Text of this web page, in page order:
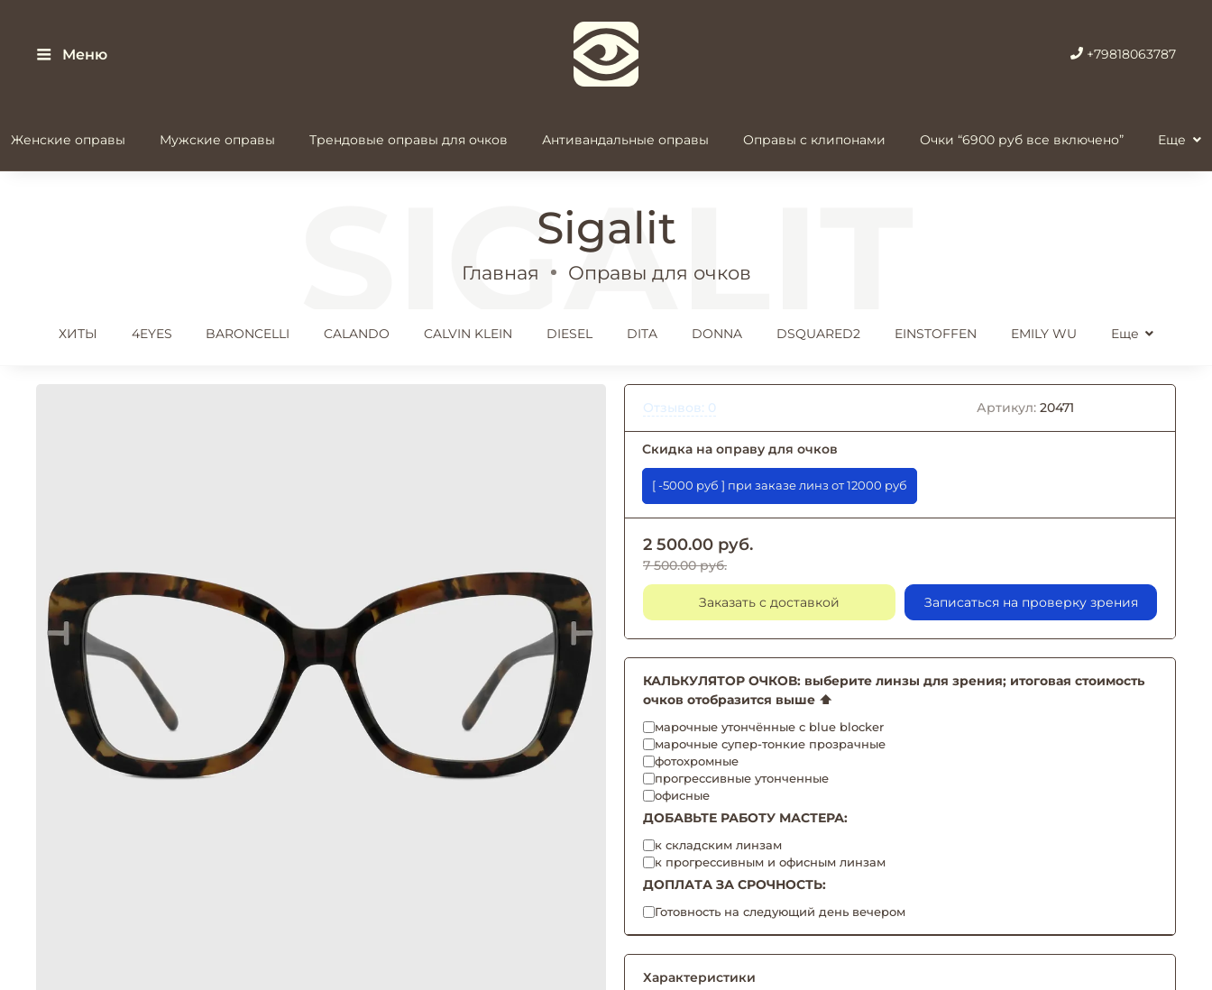
Меню +79818063787
Женские оправы Мужские оправы Трендовые оправы для очков Антивандальные оправы Оправы с клипонами Очки “6900 руб все включено” Еще
Sigalit
Главная Оправы для очков
ХИТЫ 4EYES BARONCELLI CALANDO CALVIN KLEIN DIESEL DITA DONNA DSQUARED2 EINSTOFFEN EMILY WU Еще
Отзывов: 0 Артикул: 20471
Скидка на оправу для очков
[ -5000 руб ] при заказе линз от 12000 руб
2 500.00 руб.
7 500.00 руб.
Заказать с доставкой Записаться на проверку зрения
КАЛЬКУЛЯТОР ОЧКОВ: выберите линзы для зрения; итоговая стоимость
очков отобразится выше ⬆️
марочные утончённые с blue blocker
марочные супер-тонкие прозрачные
фотохромные
прогрессивные утонченные
офисные
ДОБАВЬТЕ РАБОТУ МАСТЕРА:
к складским линзам
к прогрессивным и офисным линзам
ДОПЛАТА ЗА СРОЧНОСТЬ:
Готовность на следующий день вечером
Характеристики